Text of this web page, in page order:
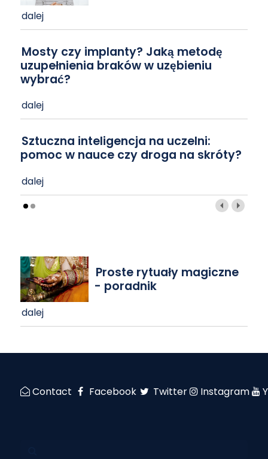
dalej
Mosty czy implanty? Jaką metodę
uzupełnienia braków w uzębieniu
wybrać?
dalej
Sztuczna inteligencja na uczelni:
pomoc w nauce czy droga na skróty?
dalej
Proste rytuały magiczne
- poradnik
dalej
Contact Facebook Twitter Instagram